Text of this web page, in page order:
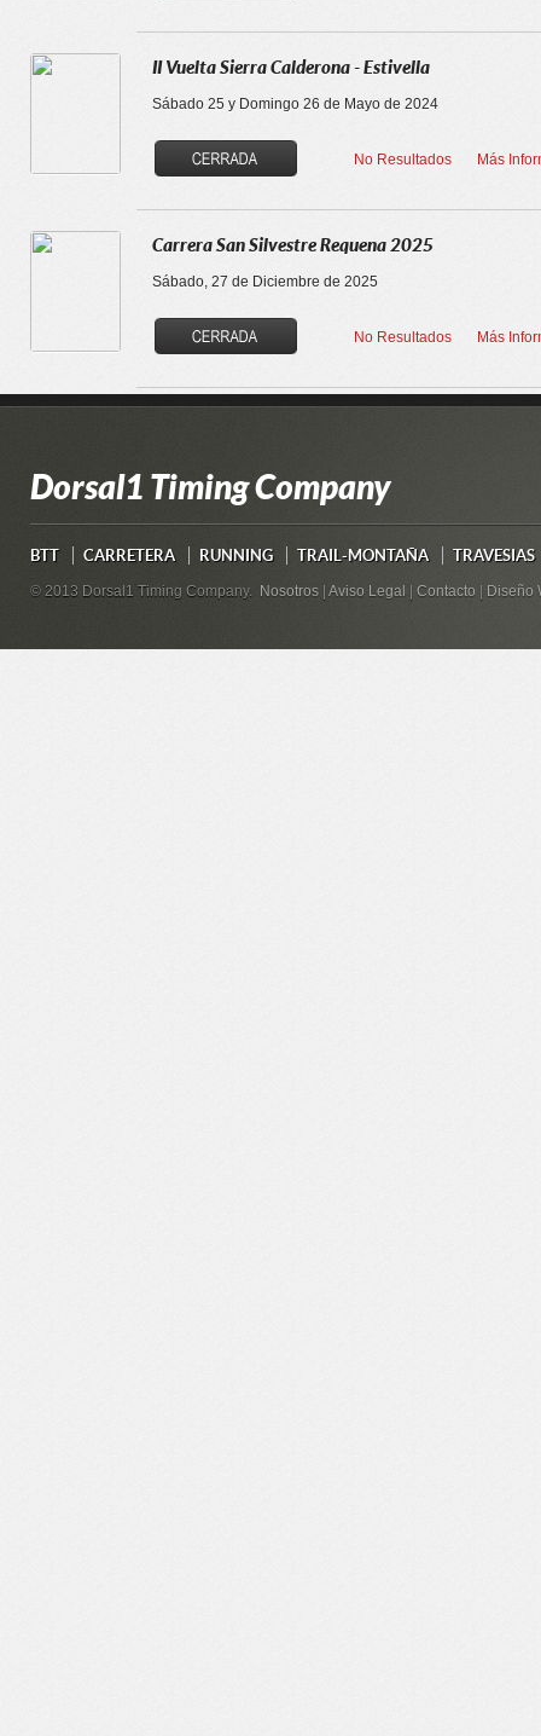
II Vuelta Sierra Calderona - Estivella
Sábado 25 y Domingo 26 de Mayo de 2024
No Resultados Más
Carrera San Silvestre Requena 2025
Sábado, 27 de Diciembre de 2025
No Resultados Más
Dorsal1 Timing Company
BTT CARRETERA RUNNING TRAIL-MONTAÑA TRAVESIAS
© 2013 Dorsal1 Timing Company. Nosotros Aviso Legal Contacto Diseño